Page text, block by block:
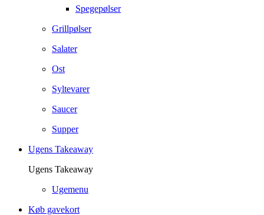
Spegepølser
Grillpølser
Salater
Ost
Syltevarer
Saucer
Supper
Ugens Takeaway
Ugens Takeaway
Ugemenu
Køb gavekort